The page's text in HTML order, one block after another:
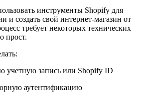
инструменты Shopify для
и создать свой интернет-магазин от
требует некоторых технических
прост.
учетную запись или Shopify ID
аутентификацию